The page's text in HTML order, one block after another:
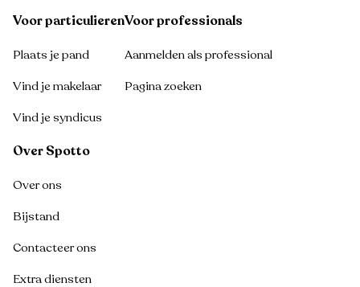
Voor particulieren
Plaats je pand
Vind je makelaar
Vind je syndicus
Voor professionals
Aanmelden als professional
Pagina zoeken
Over Spotto
Over ons
Bijstand
Contacteer ons
Extra diensten